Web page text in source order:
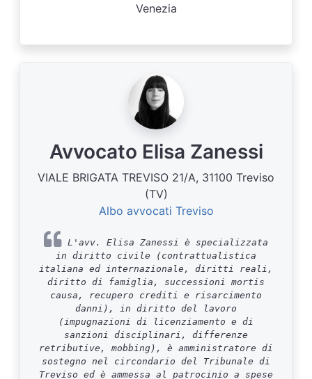
Venezia
Avvocato Elisa Zanessi
VIALE BRIGATA TREVISO 21/A, 31100 Treviso
(TV)
Albo avvocati Treviso
L'avv. Elisa Zanessi è specializzata
in diritto civile (contrattualistica
italiana ed internazionale, diritti reali,
diritto di famiglia, successioni mortis
causa, recupero crediti e risarcimento
danni), in diritto del lavoro
(impugnazioni di licenziamento e di
sanzioni disciplinari, differenze
retributive, mobbing), è amministratore di
sostegno nel circondario del Tribunale di
Treviso ed è ammessa al patrocinio a spese